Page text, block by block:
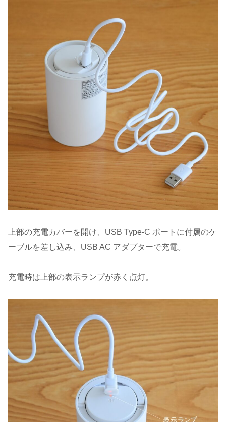
上部の充電カバーを開け、USB Type-C ポートに付属のケ
ーブルを差し込み、USB AC アダプターで充電。
充電時は上部の表示ランプが赤く点灯。